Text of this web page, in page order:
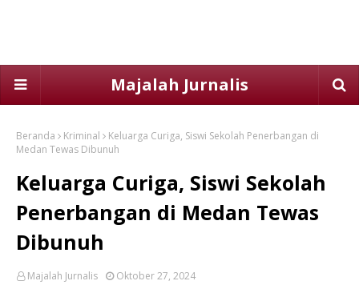
Majalah Jurnalis
Beranda Kriminal
Keluarga Curiga, Siswi Sekolah Penerbangan di
Medan Tewas Dibunuh
Keluarga Curiga, Siswi Sekolah
Penerbangan di Medan Tewas
Dibunuh
Majalah Jurnalis Oktober 27, 2024